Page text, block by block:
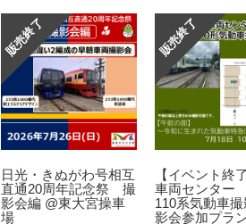
日光・きぬがわ号相互
直通20周年記念祭 撮
影会編 @東大宮操車
場
【イベント終
車両センター
110系気動車
影会参加プラ